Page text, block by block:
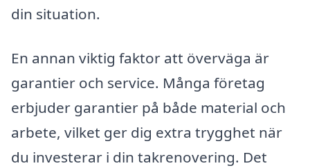
din situation.
En annan viktig faktor att överväga är
garantier och service. Många företag
erbjuder garantier på både material och
arbete, vilket ger dig extra trygghet när
du investerar i din takrenovering. Det